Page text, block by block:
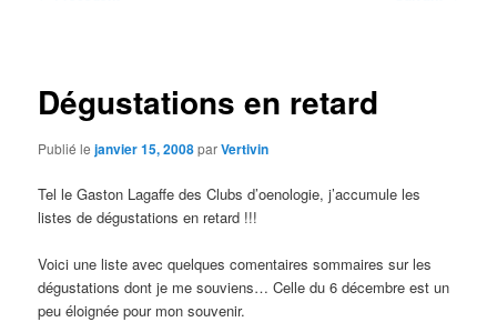
Dégustations en retard
Publié lejanvier 15, 2008parVertivin
Tel le Gaston Lagaffe des Clubs d’oenologie, j’accumule les
listes de dégustations en retard !!!
Voici une liste avec quelques comentaires sommaires sur les
dégustations dont je me souviens… Celle du 6 décembre est un
peu éloignée pour mon souvenir.